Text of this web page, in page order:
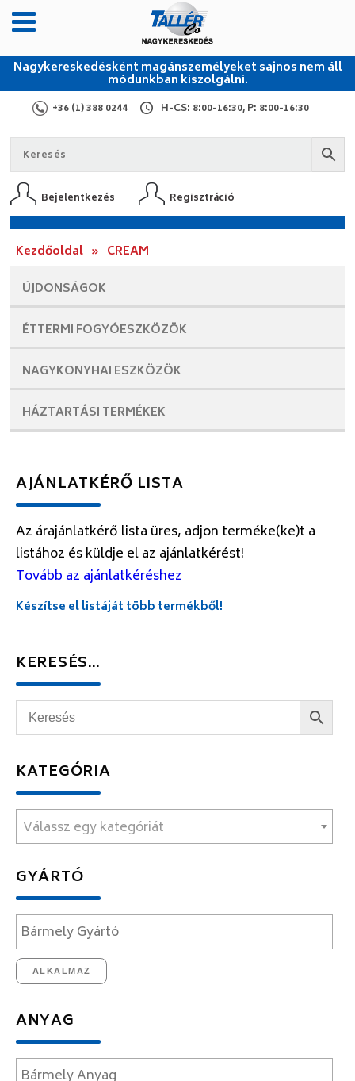
Nagykereskedésként magánszemélyeket sajnos nem áll
módunkban kiszolgálni.
+36 (1) 388 0244 H-CS: 8:00-16:30, P: 8:00-16:30
Bejelentkezés Regisztráció
Kezdőoldal » CREAM
ÚJDONSÁGOK
ÉTTERMI FOGYÓESZKÖZÖK
NAGYKONYHAI ESZKÖZÖK
HÁZTARTÁSI TERMÉKEK
AJÁNLATKÉRŐ LISTA
Az árajánlatkérő lista üres, adjon terméke(ke)t a
listához és küldje el az ajánlatkérést!
Tovább az ajánlatkéréshez
Készítse el listáját több termékből!
KERESÉS…
KATEGÓRIA
Válassz egy kategóriát
GYÁRTÓ
ALKALMAZ
ANYAG